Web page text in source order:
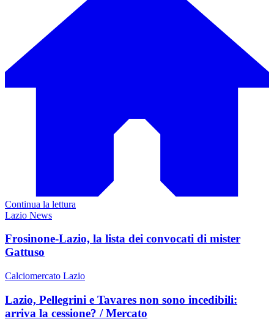
Continua la lettura
Lazio News
Frosinone-Lazio, la lista dei convocati di mister
Gattuso
Calciomercato Lazio
Lazio, Pellegrini e Tavares non sono incedibili:
arriva la cessione? / Mercato